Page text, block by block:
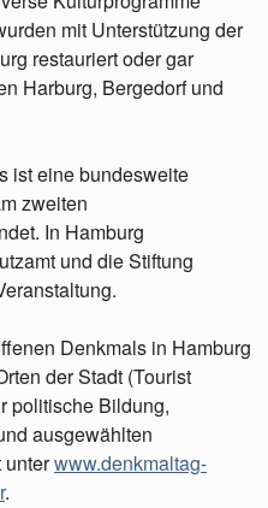
mit Unterstützung der
restauriert oder gar
Harburg, Bergedorf und
ist eine bundesweite
zweiten
In Hamburg
und die Stiftung
Denkmals in Hamburg
der Stadt (Tourist
politische Bildung,
ausgewählten
unterwww.denkmaltag-
.